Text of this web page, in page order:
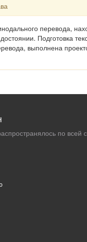
перевода,
Подготовка
выполнена
по всей